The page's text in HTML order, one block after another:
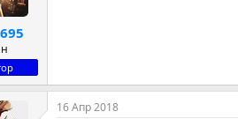
16 Апр 2018